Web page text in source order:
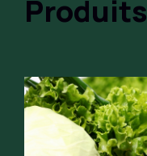
Produits